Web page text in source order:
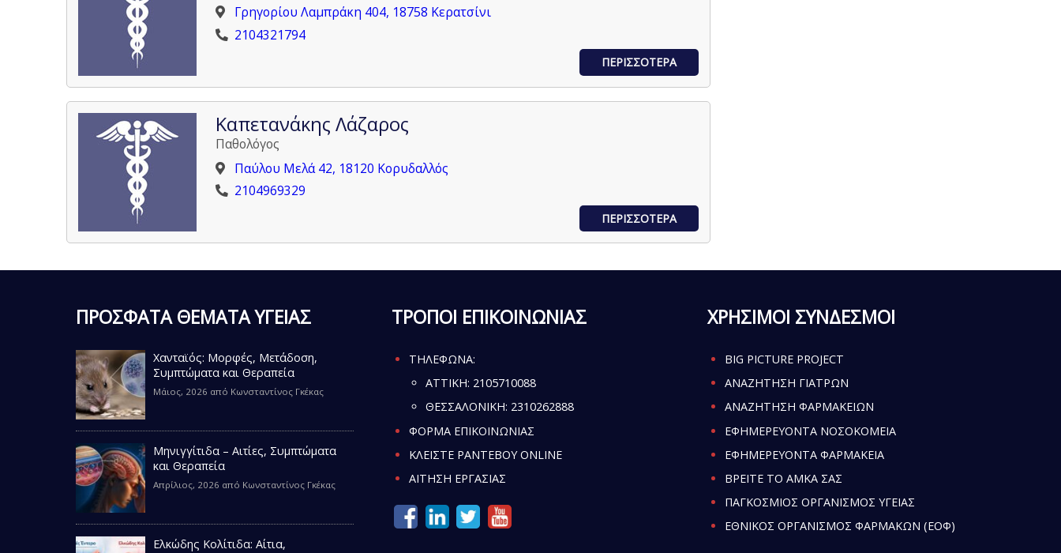
Γρηγορίου Λαμπράκη 404, 18758 Κερατσίνι
2104321794
ΠΕΡΙΣΣΟΤΕΡΑ
Καπετανάκης Λάζαρος
Παθολόγος
Παύλου Μελά 42, 18120 Κορυδαλλός
2104969329
ΠΕΡΙΣΣΟΤΕΡΑ
ΠΡΟΣΦΑΤΑ ΘΕΜΑΤΑ ΥΓΕΙΑΣ
Χανταϊός: Μορφές, Μετάδοση,
Συμπτώματα και Θεραπεία
Μάιος, 2026 από Κωνσταντίνος Γκέκας
Μηνιγγίτιδα – Αιτίες, Συμπτώματα
και Θεραπεία
Απρίλιος, 2026 από Κωνσταντίνος Γκέκας
Ελκώδης Κολίτιδα: Αίτια,
ΤΡΟΠΟΙ ΕΠΙΚΟΙΝΩΝΙΑΣ
ΤΗΛΕΦΩΝΑ:
ATTIKH: 2105710088
ΘΕΣΣΑΛΟΝΙΚΗ: 2310262888
ΦΟΡΜΑ ΕΠΙΚΟΙΝΩΝΙΑΣ
ΚΛΕΙΣΤΕ ΡΑΝΤΕΒΟΥ ONLINE
ΑΙΤΗΣΗ ΕΡΓΑΣΙΑΣ
ΧΡΗΣΙΜΟΙ ΣΥΝΔΕΣΜΟΙ
BIG PICTURE PROJECT
ΑΝΑΖΗΤΗΣΗ ΓΙΑΤΡΩΝ
ΑΝΑΖΗΤΗΣΗ ΦΑΡΜΑΚΕΙΩΝ
ΕΦΗΜΕΡΕΥΟΝΤΑ ΝΟΣΟΚΟΜΕΙΑ
ΕΦΗΜΕΡΕΥΟΝΤΑ ΦΑΡΜΑΚΕΙΑ
ΒΡΕΙΤΕ ΤΟ ΑΜΚΑ ΣΑΣ
ΠΑΓΚΟΣΜΙΟΣ ΟΡΓΑΝΙΣΜΟΣ ΥΓΕΙΑΣ
ΕΘΝΙΚΟΣ ΟΡΓΑΝΙΣΜΟΣ ΦΑΡΜΑΚΩΝ (ΕΟΦ)